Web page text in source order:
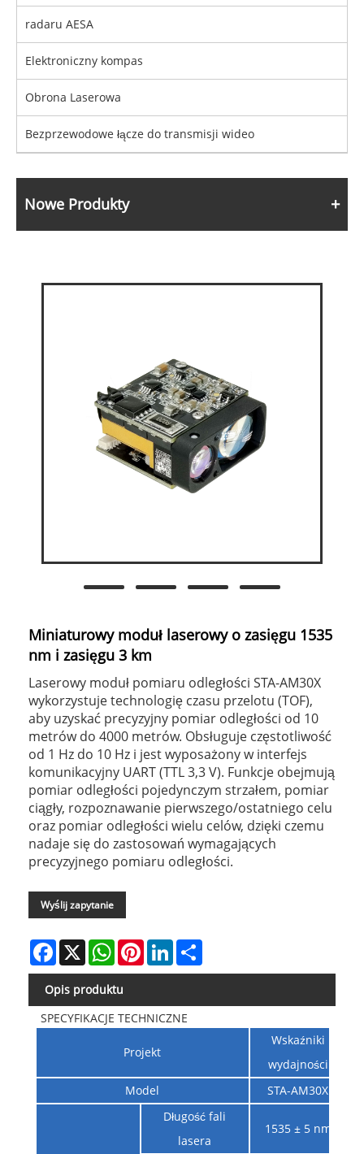
radaru AESA
Elektroniczny kompas
Obrona Laserowa
Bezprzewodowe łącze do transmisji wideo
Nowe Produkty
Miniaturowy moduł laserowy o zasięgu 1535
nm i zasięgu 3 km
Laserowy moduł pomiaru odległości STA-AM30X
wykorzystuje technologię czasu przelotu (TOF),
aby uzyskać precyzyjny pomiar odległości od 10
metrów do 4000 metrów. Obsługuje częstotliwość
od 1 Hz do 10 Hz i jest wyposażony w interfejs
komunikacyjny UART (TTL 3,3 V). Funkcje obejmują
pomiar odległości pojedynczym strzałem, pomiar
ciągły, rozpoznawanie pierwszego/ostatniego celu
oraz pomiar odległości wielu celów, dzięki czemu
nadaje się do zastosowań wymagających
precyzyjnego pomiaru odległości.
Wyślij zapytanie
Facebook
X WhatsAppPinterestLinkedIn
Opis produktu
SPECYFIKACJE TECHNICZNE
Projekt
Wskaźniki
wydajności
Model
STA-AM30X
Długość fali
lasera
1535 ± 5 nm